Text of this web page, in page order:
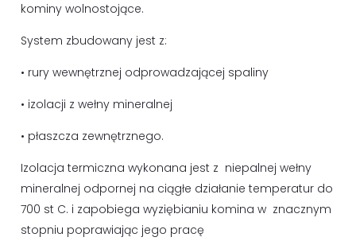
kominy wolnostojące.
System zbudowany jest z:
• rury wewnętrznej odprowadzającej spaliny
• izolacji z wełny mineralnej
• płaszcza zewnętrznego.
Izolacja termiczna wykonana jest z niepalnej wełny
mineralnej odpornej na ciągłe działanie temperatur do
700 st C. i zapobiega wyziębianiu komina w znacznym
stopniu poprawiając jego pracę